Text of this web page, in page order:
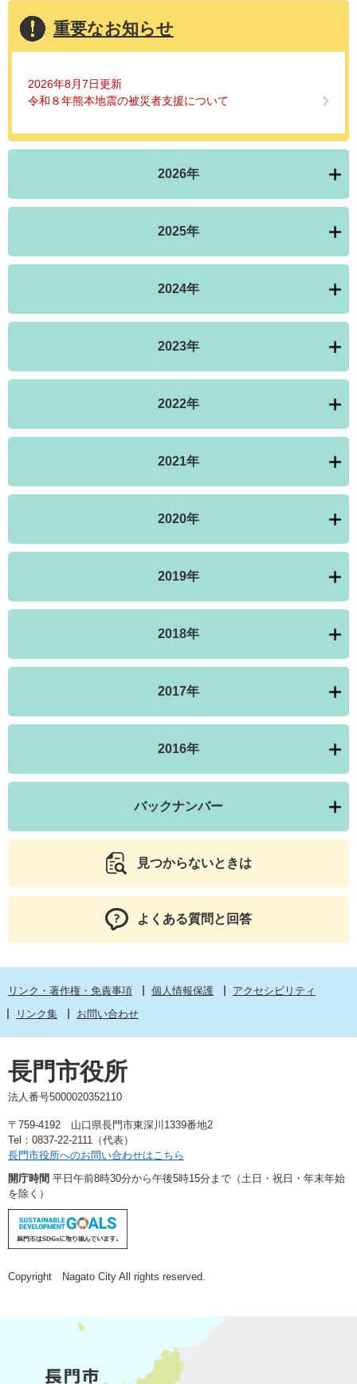
重要なお知らせ
2026年8月7日更新
令和８年熊本地震の被災者支援について
2026年
2025年
2024年
2023年
2022年
2021年
2020年
2019年
2018年
2017年
2016年
バックナンバー
見つからないときは
よくある質問と回答
リンク・著作権・免責事項 個人情報保護
アクセシビリティ
リンク集
お問い合わせ
長門市役所
法人番号5000020352110
〒759-4192 山口県長門市東深川1339番地2
Tel：0837-22-2111（代表）
長門市役所へのお問い合わせはこちら
開庁時間 平日午前8時30分から午後5時15分まで（土日・祝日・年末年始
を除く）
Copyright Nagato City All rights reserved.